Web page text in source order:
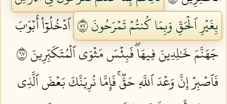
بِغَيۡرِ ٱلۡحَقِّ وَبِمَا كُنتُمۡ تَمۡرَحُونَ ٧٥
ٱدۡخُلُوٓاْ أَبۡوَٰبَ
جَهَنَّمَ خَٰلِدِينَ فِيهَاۖ فَبِئۡسَ مَثۡوَى ٱلۡمُتَكَبِّرِينَ ٧٦
فَٱصۡبِرۡ إِنَّ وَعۡدَ ٱللَّهِ حَقّٞۚ فَإِمَّا نُرِيَنَّكَ بَعۡضَ ٱلَّذِي